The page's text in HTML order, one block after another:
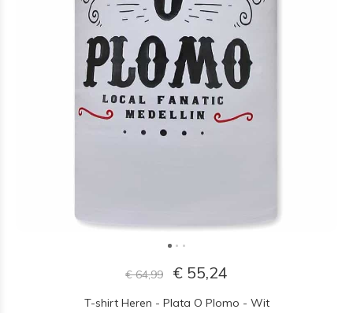
€ 64,99 € 55,24
T-shirt Heren - Plata O Plomo - Wit